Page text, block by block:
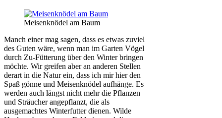
Meisenknödel am Baum
Manch einer mag sagen, dass es etwas zuviel
des Guten wäre, wenn man im Garten Vögel
durch Zu-Fütterung über den Winter bringen
möchte. Wir greifen aber an anderen Stellen
derart in die Natur ein, dass ich mir hier den
Spaß gönne und Meisenknödel aufhänge. Es
werden auch längst nicht mehr die Pflanzen
und Sträucher angepflanzt, die als
ausgemachtes Winterfutter dienen. Wilde